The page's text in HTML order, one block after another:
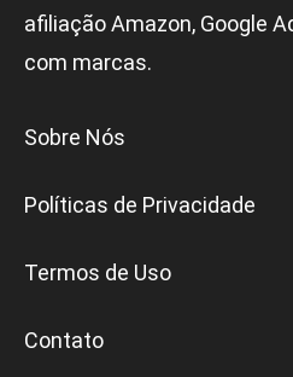
afiliação Amazon, Google
com marcas.
Sobre Nós
Políticas de Privacidade
Termos de Uso
Contato